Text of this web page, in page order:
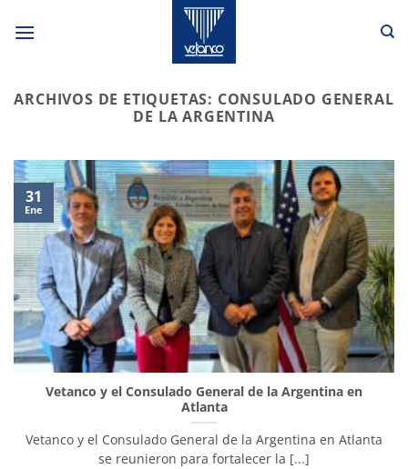
ARCHIVOS DE ETIQUETAS: CONSULADO GENERAL
DE LA ARGENTINA
Vetanco y el Consulado General de la Argentina en
Atlanta
Vetanco y el Consulado General de la Argentina en Atlanta
se reunieron para fortalecer la [...]
31
Ene